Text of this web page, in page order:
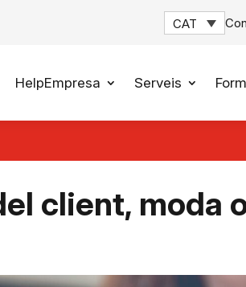
CAT
HelpEmpresa Serveis
client, moda